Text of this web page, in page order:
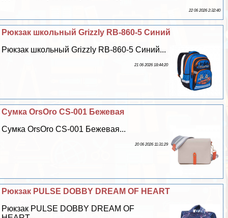
22 06 2026 2:32:40
Рюкзак школьный Grizzly RB-860-5 Синий
Рюкзак школьный Grizzly RB-860-5 Синий...
21 06 2026 18:44:20
Сумка OrsOro CS-001 Бежевая
Сумка OrsOro CS-001 Бежевая...
20 06 2026 11:31:29
Рюкзак PULSE DOBBY DREAM OF HEART
Рюкзак PULSE DOBBY DREAM OF